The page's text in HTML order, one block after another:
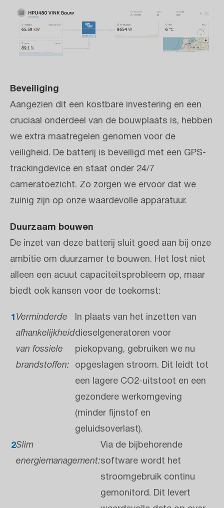
Beveiliging
Aangezien dit een kostbare investering en een
cruciaal onderdeel van de bouwplaats is, hebben
we extra maatregelen genomen voor de
veiligheid. De batterij is beveiligd met een GPS-
trackingdevice en staat onder 24/7
cameratoezicht. Zo zorgen we ervoor dat we
zuinig zijn op onze waardevolle apparatuur.
Duurzaam bouwen
De inzet van deze batterij sluit goed aan bij onze
ambitie om duurzamer te bouwen. Het lost niet
alleen een acuut capaciteitsprobleem op, maar
biedt ook kansen voor de toekomst:
Verminderde
afhankelijkheid
van fossiele
brandstoffen:
In plaats van het inzetten van
dieselgeneratoren voor
piekopvang, gebruiken we nu
opgeslagen stroom. Dit leidt tot
een lagere CO2-uitstoot en een
gezondere werkomgeving
(minder fijnstof en
geluidsoverlast).
Slim
energiemanagement:
Via de bijbehorende
software wordt het
stroomgebruik continu
gemonitord. Dit levert